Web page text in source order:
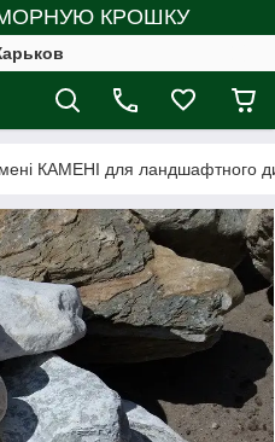
КРОШКУ
КАМЕНІ для ландшафтного